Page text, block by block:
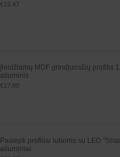
€ 22.47
Įleidžiamų MDF grindjuosčių profilis
aliuminis
€ 17.00
Paslėpti profiliai luboms su LED
aliuminiai